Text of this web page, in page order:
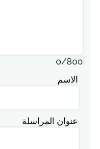
0/800
الاسم
عنوان المراسلة